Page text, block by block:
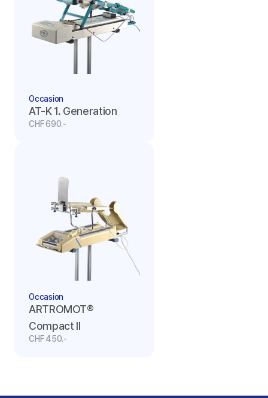
Occasion
AT-K 1. Generation
CHF 690.-
Occasion
ARTROMOT®
Compact II
CHF 450.-